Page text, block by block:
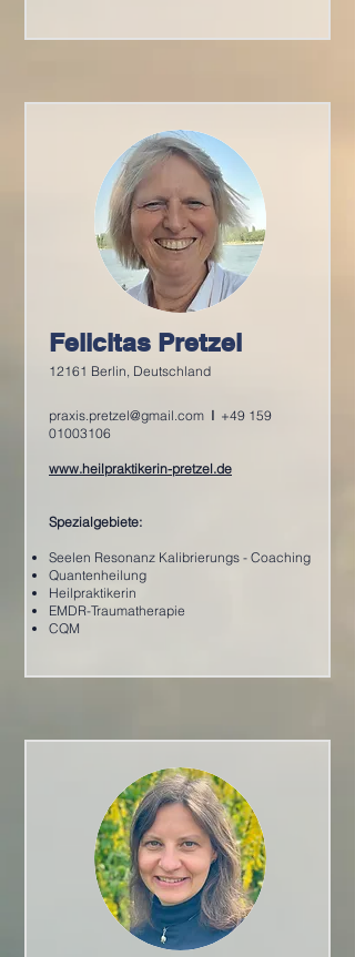
Felicitas Pretzel
12161 Berlin, Deutschland
praxis.pretzel@gmail.com I +49 159
01003106
www.heilpraktikerin-pretzel.de
Spezialgebiete:
Seelen Resonanz Kalibrierungs - Coaching
Quantenheilung
Heilpraktikerin
EMDR-Traumatherapie
CQM